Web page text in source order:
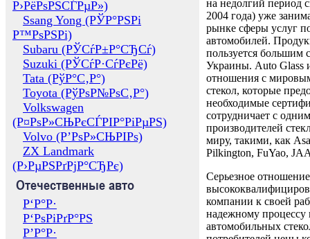
Р›РёРѕРЅСЃРµР»)
Ssang Yong (РЎР°РЅРі
Р™РѕРЅРі)
Subaru (РЎСѓР±Р°СЂСѓ)
Suzuki (РЎСѓР·СѓРєРё)
Tata (РўР°С‚Р°)
Toyota (РўРѕР№РѕС‚Р°)
Volkswagen
(Р¤РѕР»СЊРєСЃРІР°РіРµРЅ)
Volvo (Р’РѕР»СЊРІРѕ)
ZX Landmark
(Р›РµРЅРґРјР°СЂРє)
Отечественные авто
Р‘Р°Р·
Р‘РѕРіРґР°РЅ
Р’Р°Р·
на недолгий период
2004 года) уже
рынке сферы услуг
автомобилей.
пользуется большим
Украины. Auto Glass
отношения с
стекол, которые
необходимые
сотрудничает с
производителей
миру, такими, как
Pilkington, FuYao,
Серьезное отношение
компании к своей
надежному процессу
автомобильных